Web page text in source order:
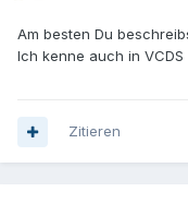
Am besten Du
Ich kenne auch in
Zitieren